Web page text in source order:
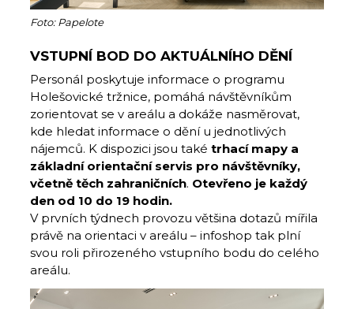
Foto: Papelote
VSTUPNÍ BOD DO AKTUÁLNÍHO DĚNÍ
Personál poskytuje informace o programu
Holešovické tržnice, pomáhá návštěvníkům
zorientovat se v areálu a dokáže nasměrovat,
kde hledat informace o dění u jednotlivých
nájemců. K dispozici jsou také trhací mapy a
základní orientační servis pro návštěvníky,
včetně těch zahraničních. Otevřeno je každý
den od 10 do 19 hodin.
V prvních týdnech provozu většina dotazů mířila
právě na orientaci v areálu – infoshop tak plní
svou roli přirozeného vstupního bodu do celého
areálu.